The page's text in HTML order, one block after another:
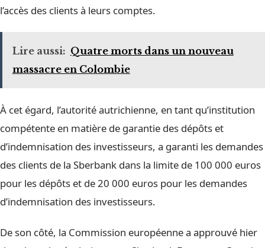
l’accès des clients à leurs comptes.
Lire aussi: Quatre morts dans un nouveau
massacre en Colombie
À cet égard, l’autorité autrichienne, en tant qu’institution
compétente en matière de garantie des dépôts et
d’indemnisation des investisseurs, a garanti les demandes
des clients de la Sberbank dans la limite de 100 000 euros
pour les dépôts et de 20 000 euros pour les demandes
d’indemnisation des investisseurs.
De son côté, la Commission européenne a approuvé hier